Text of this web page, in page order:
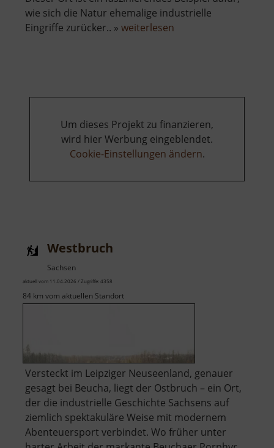
wie sich die Natur ehemalige industrielle
Eingriffe zurücker.. » weiterlesen
Um dieses Projekt zu finanzieren,
wird hier Werbung eingeblendet.
Cookie-Einstellungen ändern.
Westbruch
Sachsen
aktuell vom 11.04.2026 / Zugriffe: 4358
84 km vom aktuellen Standort
Versteckt im Leipziger Neuseenland, genauer
gesagt bei Beucha, liegt der Ostbruch – ein Ort,
der die industrielle Geschichte Sachsens auf
ziemlich spektakuläre Weise mit modernem
Abenteuersport verbindet. Wo früher unter